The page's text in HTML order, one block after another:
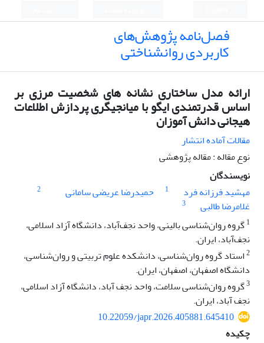
فصل‌نامه پژوهش‌های
کاربردی روانشناختی
ارائه مدل ساختاری نشانه های شخصیت مرزی بر
اساس قدرتمندی ایگو با میانجیگری پردازش اطلاعات
هیجانی دانش آموزان
مقالات آماده انتشار
نوع مقاله : مقاله پژوهشی
نویسندگان
مهشید فرزانه فرد
1 حمیدرضا عریضی سامانی 2
غلامرضا طالبی
3
1گروه روان‌شناسی بالینی، واحد نجف‌آباد، دانشگاه آزاد اسلامی،
نجف‌آباد، ایران.
2استاد گروه روان‌شناسی، دانشکده علوم تربیتی و روان‌شناسی،
دانشگاه اصفهان، اصفهان، ایران.
3گروه روان‌شناسی سلامت، واحد نجف آباد، دانشگاه آزاد اسلامی،
نجف آباد، ایران.
10.22059/japr.2026.405881.645410
چکیده